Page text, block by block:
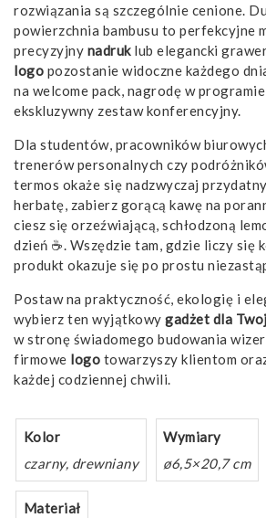
rozwiązania są szczególnie cenione.
powierzchnia bambusu to perfekcyjne
precyzyjny nadruklub elegancki
logo pozostanie widoczne każdego
na welcome pack, nagrodę w
ekskluzywny zestaw konferencyjny.
Dla studentów, pracowników
trenerów personalnych czy
termos okaże się nadzwyczaj
herbatę, zabierz gorącą kawę na
ciesz się orzeźwiającą, schłodzoną
dzień ☕. Wszędzie tam, gdzie liczy się
produkt okazuje się po prostu
Postaw na praktyczność, ekologię i
wybierz ten wyjątkowy gadżet dla
w stronę świadomego budowania
firmowe logo towarzyszy klientom
każdej codziennej chwili.
Kolor
czarny, drewniany
Wymiary
ø6,5×20,7 cm
Materiał